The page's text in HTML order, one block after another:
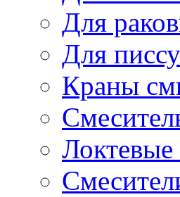
Для
Для
Краны
Локтевые